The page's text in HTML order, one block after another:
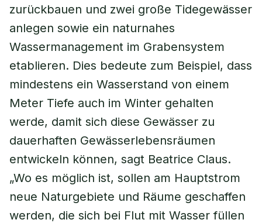
zurückbauen und zwei große Tidegewässer
anlegen sowie ein naturnahes
Wassermanagement im Grabensystem
etablieren. Dies bedeute zum Beispiel, dass
mindestens ein Wasserstand von einem
Meter Tiefe auch im Winter gehalten
werde, damit sich diese Gewässer zu
dauerhaften Gewässerlebensräumen
entwickeln können, sagt Beatrice Claus.
„Wo es möglich ist, sollen am Hauptstrom
neue Naturgebiete und Räume geschaffen
werden, die sich bei Flut mit Wasser füllen